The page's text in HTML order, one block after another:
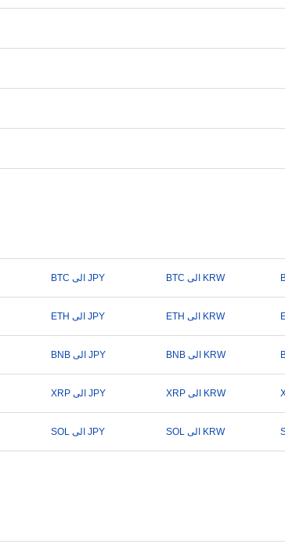
BTC الى JPY BTC الى KRW
ETH الى JPY ETH الى KRW
BNB الى JPY BNB الى KRW
XRP الى JPY XRP الى KRW
SOL الى JPY SOL الى KRW